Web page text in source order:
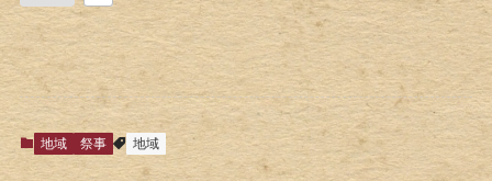
地域 祭事 地域